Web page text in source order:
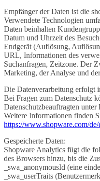
Empfänger der Daten ist die
Verwendete Technologien
Daten beinhalten
Datum und Uhrzeit des
Endgerät (Auflösung,
URL, Informationen des
Suchanfragen, Zeitzone. Der
Marketing, der Analyse und
Die Datenverarbeitung erfolgt
Bei Fragen zum Datenschutz
Datenschutzbeauftragten
Weitere Informationen finden
https://www.shopware.com/de/
Gespeicherte Daten:
Shopware Analytics fügt die
des Browsers hinzu, bis die
_swa_anonymousId (eine
_swa_userTraits